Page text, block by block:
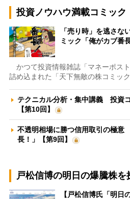
投資ノウハウ満載コミック
「売り時」を逃さ
ミック「俺がカブ番
かつて投資情報雑誌「マネーポス
詰め込まれた「天下無敵の株コミッ
テクニカル分析・集中講義 投資
【第10回】
不透明相場に勝つ信用取引の極
長！」【第9回】
戸松信博の明日の爆騰株を
【戸松信博氏「明日